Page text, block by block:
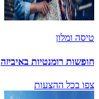
טיסה ומלון
חופשות רומנטיות באיביזה
צפו בכל ההצעות